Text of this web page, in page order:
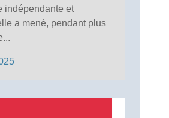
indépendante et
a mené, pendant plus